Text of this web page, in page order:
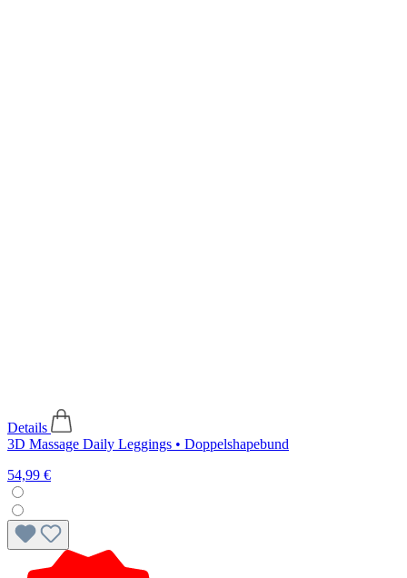
Details
3D Massage Daily Leggings • Doppelshapebund
54,99 €